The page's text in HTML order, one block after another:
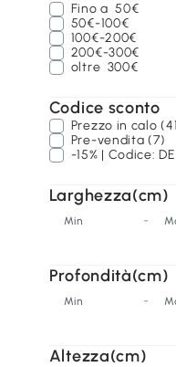
Fino a50€
50€-100€
100€-200€
200€-300€
oltre 300€
Codice sconto
Prezzo in calo
Pre-vendita (7)
-15% | Codice:
Larghezza(cm)
Min -
Profondità(cm)
Min -
Altezza(cm)